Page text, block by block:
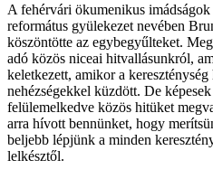
A fehérvári ökumenikus
református gyülekezet nevében
köszöntötte az egybegyűlteket.
adó közös niceai hitvallásunkról,
keletkezett, amikor a
nehézségekkel küzdött. De
felülemelkedve közös hitüket
arra hívott bennünket, hogy
beljebb lépjünk a minden
lelkésztől.